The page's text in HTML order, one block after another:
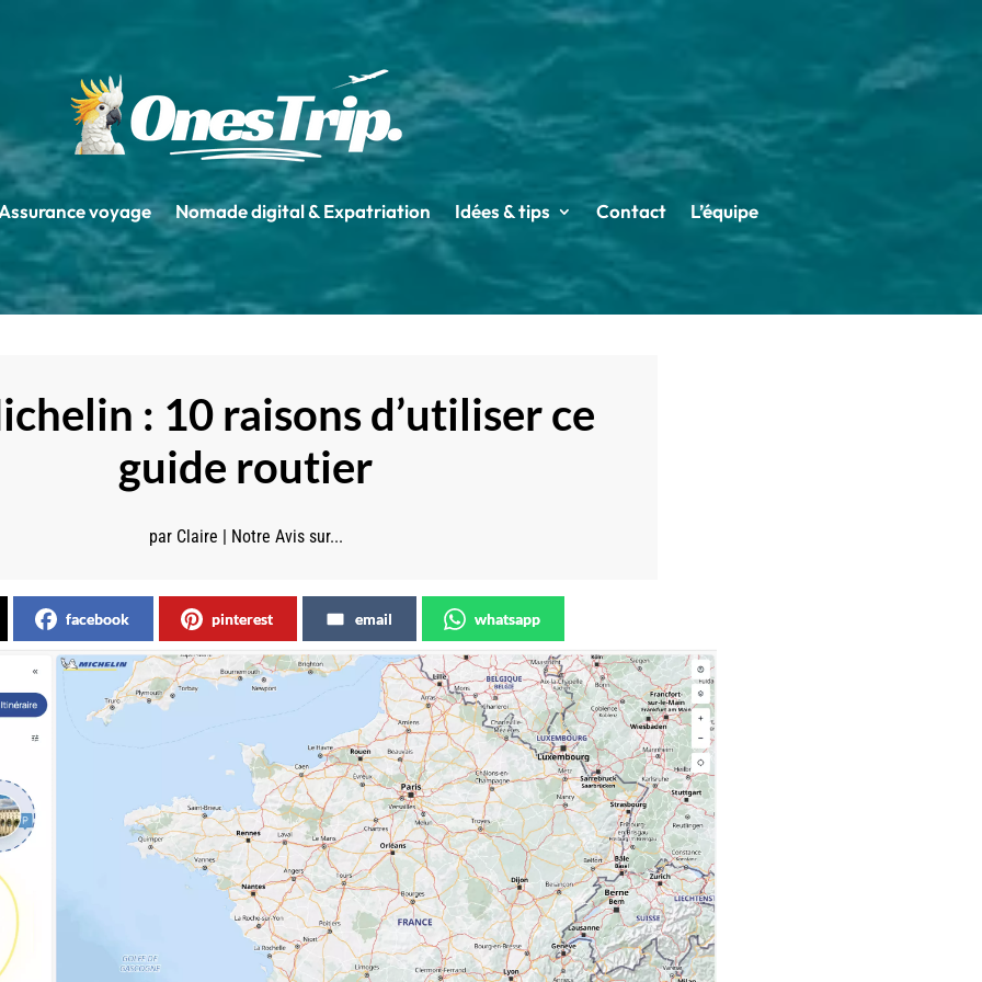
voyage Nomade digital & Expatriation Idées & tips Contact L’équipe
: 10 raisons d’utiliser ce
guide routier
par Claire | Notre Avis sur...
facebook pinterest email whatsapp